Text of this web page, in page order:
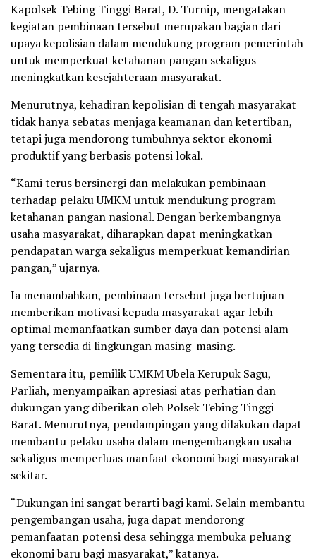
Kapolsek Tebing Tinggi Barat, D. Turnip, mengatakan
kegiatan pembinaan tersebut merupakan bagian dari
upaya kepolisian dalam mendukung program pemerintah
untuk memperkuat ketahanan pangan sekaligus
meningkatkan kesejahteraan masyarakat.
Menurutnya, kehadiran kepolisian di tengah masyarakat
tidak hanya sebatas menjaga keamanan dan ketertiban,
tetapi juga mendorong tumbuhnya sektor ekonomi
produktif yang berbasis potensi lokal.
“Kami terus bersinergi dan melakukan pembinaan
terhadap pelaku UMKM untuk mendukung program
ketahanan pangan nasional. Dengan berkembangnya
usaha masyarakat, diharapkan dapat meningkatkan
pendapatan warga sekaligus memperkuat kemandirian
pangan,” ujarnya.
Ia menambahkan, pembinaan tersebut juga bertujuan
memberikan motivasi kepada masyarakat agar lebih
optimal memanfaatkan sumber daya dan potensi alam
yang tersedia di lingkungan masing-masing.
Sementara itu, pemilik UMKM Ubela Kerupuk Sagu,
Parliah, menyampaikan apresiasi atas perhatian dan
dukungan yang diberikan oleh Polsek Tebing Tinggi
Barat. Menurutnya, pendampingan yang dilakukan dapat
membantu pelaku usaha dalam mengembangkan usaha
sekaligus memperluas manfaat ekonomi bagi masyarakat
sekitar.
“Dukungan ini sangat berarti bagi kami. Selain membantu
pengembangan usaha, juga dapat mendorong
pemanfaatan potensi desa sehingga membuka peluang
ekonomi baru bagi masyarakat,” katanya.